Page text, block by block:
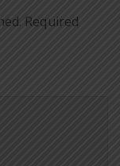
Required